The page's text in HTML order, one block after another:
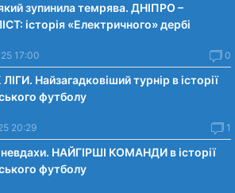
зупинила темрява. ДНІПРО –
історія «Електричного» дербі
17:00 0
Найзагадковіший турнір в історії
футболу
20:29 1
невдахи. НАЙГІРШІ КОМАНДИ в історії
футболу